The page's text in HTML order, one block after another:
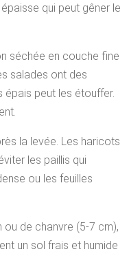
qui peut gêner le
séchée en couche fine
salades ont des
épais peut les étouffer.
la levée. Les haricots
les paillis qui
ou les feuilles
ou de chanvre (5-7 cm),
un sol frais et humide